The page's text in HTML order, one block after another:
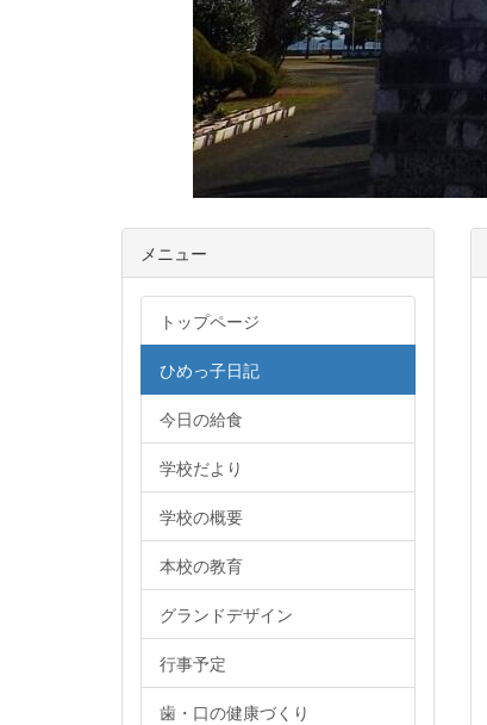
メニュー
トップページ
ひめっ子日記
今日の給食
学校だより
学校の概要
本校の教育
グランドデザイン
行事予定
歯・口の健康づくり